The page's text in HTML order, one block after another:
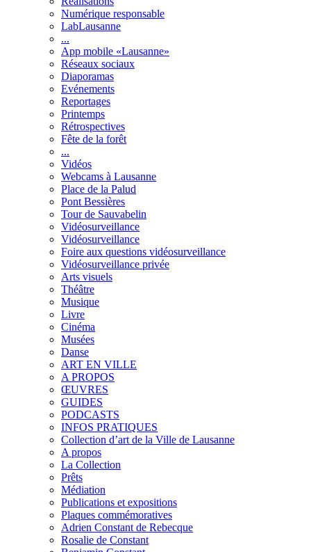
Numérique responsable
LabLausanne
...
App mobile «Lausanne»
Réseaux sociaux
Diaporamas
Evénements
Reportages
Printemps
Rétrospectives
Fête de la forêt
...
Vidéos
Webcams à Lausanne
Place de la Palud
Pont Bessières
Tour de Sauvabelin
Vidéosurveillance
Vidéosurveillance
Foire aux questions vidéosurveillance
Vidéosurveillance privée
Arts visuels
Théâtre
Musique
Livre
Cinéma
Musées
Danse
ART EN VILLE
A PROPOS
ŒUVRES
GUIDES
PODCASTS
INFOS PRATIQUES
Collection d’art de la Ville de Lausanne
A propos
La Collection
Prêts
Médiation
Publications et expositions
Plaques commémoratives
Adrien Constant de Rebecque
Rosalie de Constant